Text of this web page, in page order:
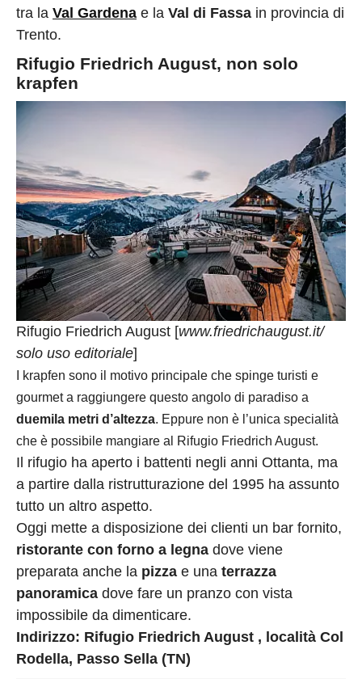
tra la Val Gardena e la Val di Fassa in provincia di
Trento.
Rifugio Friedrich August, non solo
krapfen
Rifugio Friedrich August [www.friedrichaugust.it/
solo uso editoriale]
I krapfen sono il motivo principale che spinge turisti e
gourmet a raggiungere questo angolo di paradiso a
duemila metri d’altezza. Eppure non è l’unica specialità
che è possibile mangiare al Rifugio Friedrich August.
Il rifugio ha aperto i battenti negli anni Ottanta, ma
a partire dalla ristrutturazione del 1995 ha assunto
tutto un altro aspetto.
Oggi mette a disposizione dei clienti un bar fornito,
ristorante con forno a legna dove viene
preparata anche la pizza e una terrazza
panoramica dove fare un pranzo con vista
impossibile da dimenticare.
Indirizzo: Rifugio Friedrich August , località Col
Rodella, Passo Sella (TN)